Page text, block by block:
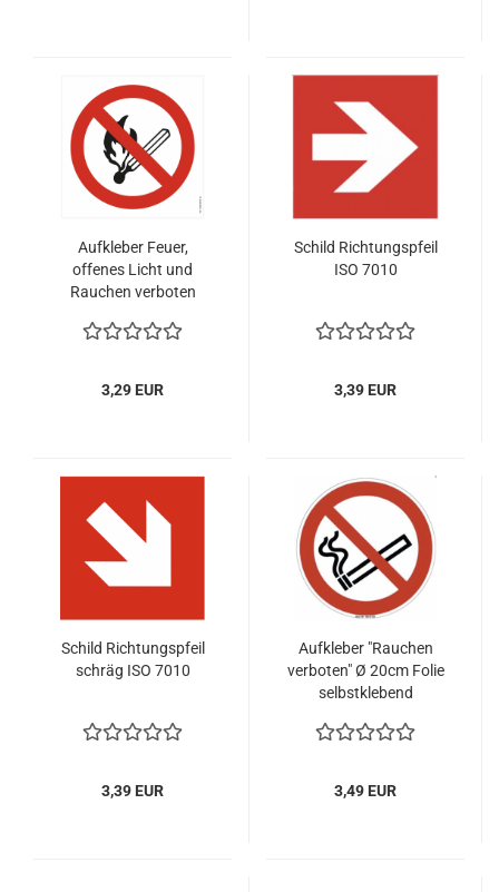
Aufkleber Feuer,
offenes Licht und
Rauchen verboten
3,29 EUR
Schild Richtungspfeil
ISO 7010
3,39 EUR
Schild Richtungspfeil
schräg ISO 7010
3,39 EUR
Aufkleber "Rauchen
verboten" Ø 20cm Folie
selbstklebend
3,49 EUR